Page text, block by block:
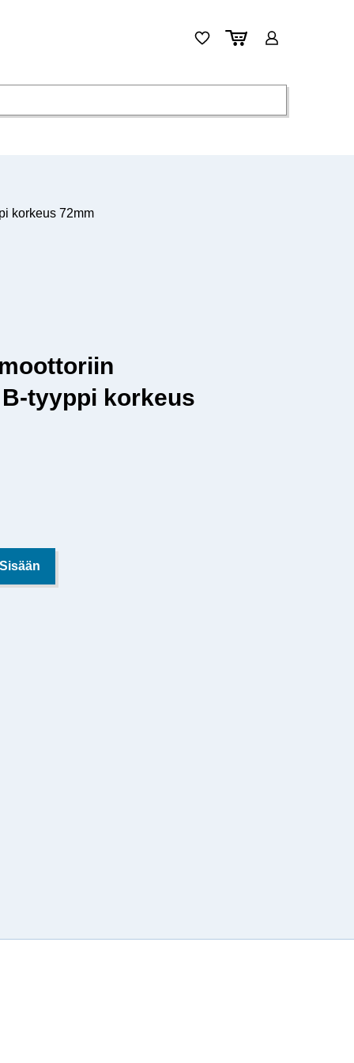
korkeus 72mm
B-tyyppi korkeus